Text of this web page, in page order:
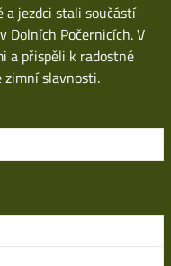
a jezdci stali součástí
Dolních Počernicích. V
a přispěli k radostné
slavnosti.